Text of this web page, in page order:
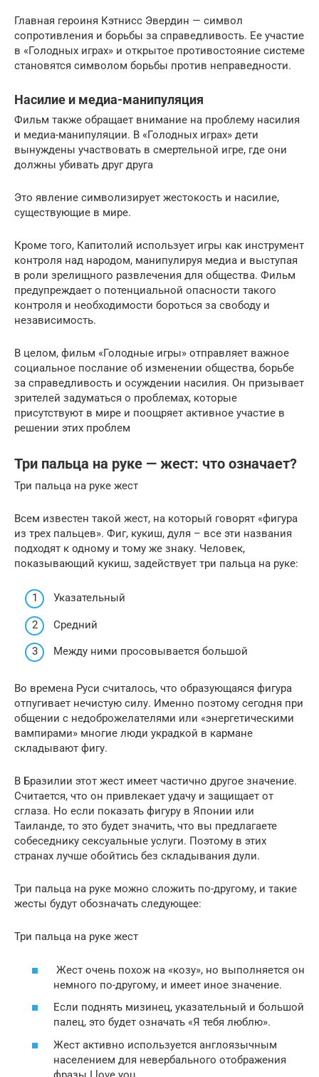
Главная героиня Кэтнисс Эвердин — символ
сопротивления и борьбы за справедливость. Ее участие
в «Голодных играх» и открытое противостояние системе
становятся символом борьбы против неправедности.
Насилие и медиа-манипуляция
Фильм также обращает внимание на проблему насилия
и медиа-манипуляции. В «Голодных играх» дети
вынуждены участвовать в смертельной игре, где они
должны убивать друг друга
Это явление символизирует жестокость и насилие,
существующие в мире.
Кроме того, Капитолий использует игры как инструмент
контроля над народом, манипулируя медиа и выступая
в роли зрелищного развлечения для общества. Фильм
предупреждает о потенциальной опасности такого
контроля и необходимости бороться за свободу и
независимость.
В целом, фильм «Голодные игры» отправляет важное
социальное послание об изменении общества, борьбе
за справедливость и осуждении насилия. Он призывает
зрителей задуматься о проблемах, которые
присутствуют в мире и поощряет активное участие в
решении этих проблем
Три пальца на руке — жест: что означает?
Три пальца на руке жест
Всем известен такой жест, на который говорят «фигура
из трех пальцев». Фиг, кукиш, дуля – все эти названия
подходят к одному и тому же знаку. Человек,
показывающий кукиш, задействует три пальца на руке:
Указательный
Средний
Между ними просовывается большой
Во времена Руси считалось, что образующаяся фигура
отпугивает нечистую силу. Именно поэтому сегодня при
общении с недоброжелателями или «энергетическими
вампирами» многие люди украдкой в кармане
складывают фигу.
В Бразилии этот жест имеет частично другое значение.
Считается, что он привлекает удачу и защищает от
сглаза. Но если показать фигуру в Японии или
Таиланде, то это будет значить, что вы предлагаете
собеседнику сексуальные услуги. Поэтому в этих
странах лучше обойтись без складывания дули.
Три пальца на руке можно сложить по-другому, и такие
жесты будут обозначать следующее:
Три пальца на руке жест
Жест очень похож на «козу», но выполняется он
немного по-другому, и имеет иное значение.
Если поднять мизинец, указательный и большой
палец, это будет означать «Я тебя люблю».
Жест активно используется англоязычным
населением для невербального отображения